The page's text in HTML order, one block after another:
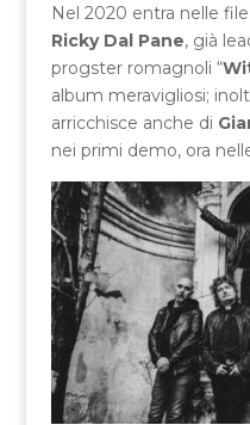
Nel 2020 entra nelle
Ricky Dal Pane, già
progster romagnoli “
album meravigliosi;
arricchisce anche di
nei primi demo, ora